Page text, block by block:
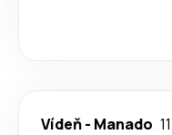
Vídeň- Manado